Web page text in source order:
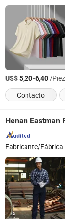
US$5,20-6,40/
Contacto
Henan Eastman
Fabricante/Fábrica